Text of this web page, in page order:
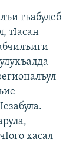
гьабулеб
тIасан
хасал